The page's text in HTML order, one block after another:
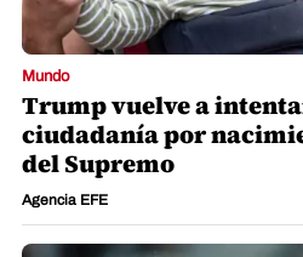
Mundo
Trump vuelve a
ciudadanía por
del Supremo
Agencia EFE